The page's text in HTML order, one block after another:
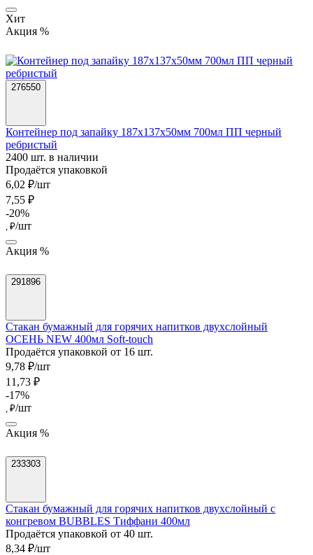
Хит
Акция %
276550
Контейнер под запайку 187х137х50мм 700мл ПП черный
ребристый
2400 шт. в наличии
Продаётся упаковкой
6,02 ₽/шт
7,55 ₽
-20%
, ₽/шт
Акция %
291896
Стакан бумажный для горячих напитков двухслойный
ОСЕНЬ NEW 400мл Soft-touch
Продаётся упаковкой от 16 шт.
9,78 ₽/шт
11,73 ₽
-17%
, ₽/шт
Акция %
233303
Стакан бумажный для горячих напитков двухслойный с
конгревом BUBBLES Тиффани 400мл
Продаётся упаковкой от 40 шт.
8,34 ₽/шт